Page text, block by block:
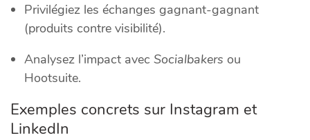
Privilégiez les échanges gagnant-gagnant
(produits contre visibilité).
Analysez l’impact avec Socialbakers ou
Hootsuite.
Exemples concrets sur Instagram et
LinkedIn